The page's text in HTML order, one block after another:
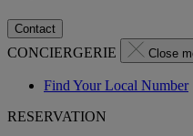
Contact
CONCIERGERIE Close
Find Your Local Number
RESERVATION